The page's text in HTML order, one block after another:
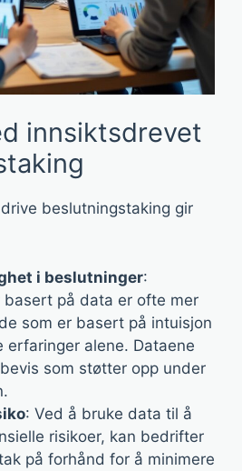
innsiktsdrevet
beslutningstaking gir
i beslutninger:
basert på data er ofte mer
som er basert på intuisjon
erfaringer alene. Dataene
som støtter opp under
: Ved å bruke data til å
risikoer, kan bedrifter
på forhånd for å minimere